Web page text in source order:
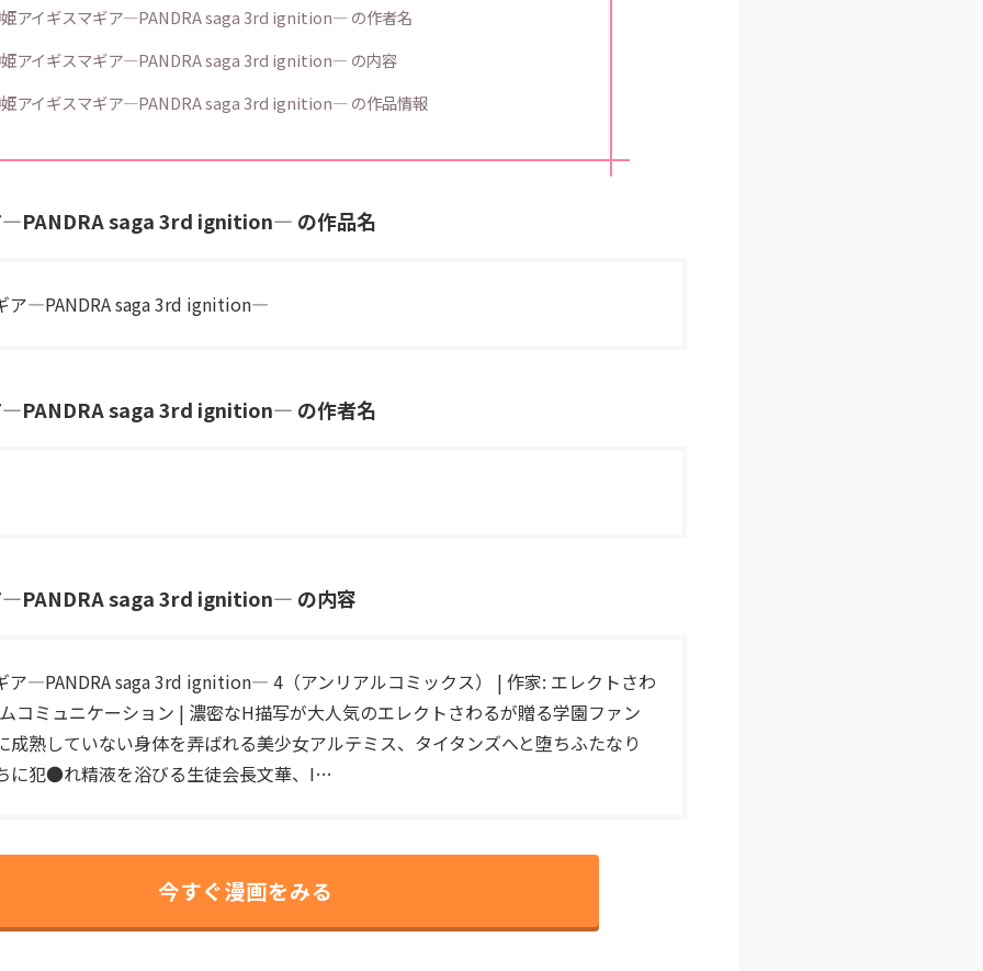
アイギスマギア―PANDRA saga 3rd ignition― の作者名
アイギスマギア―PANDRA saga 3rd ignition― の内容
アイギスマギア―PANDRA saga 3rd ignition― の作品情報
―PANDRA saga 3rd ignition― の作品名
ア―PANDRA saga 3rd ignition―
―PANDRA saga 3rd ignition― の作者名
―PANDRA saga 3rd ignition― の内容
ア―PANDRA saga 3rd ignition― 4（アンリアルコミックス） | 作家: エレクトさわ
コミュニケーション | 濃密なH描写が大人気のエレクトさわるが贈る学園ファン
成熟していない身体を弄ばれる美少女アルテミス、タイタンズへと堕ちふたなり
に犯●れ精液を浴びる生徒会長文華、I…
今すぐ漫画をみる